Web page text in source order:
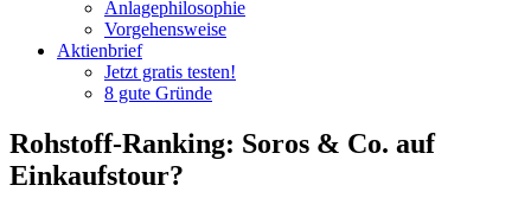
Anlagephilosophie
Vorgehensweise
Aktienbrief
Jetzt gratis testen!
8 gute Gründe
Rohstoff-Ranking: Soros & Co. auf
Einkaufstour?